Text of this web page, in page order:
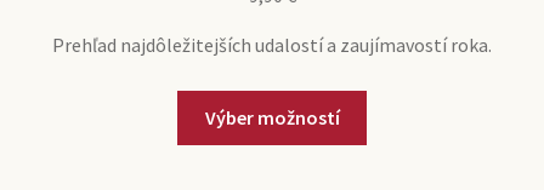
Prehľad najdôležitejších udalostí a zaujímavostí roka.
Výber možností